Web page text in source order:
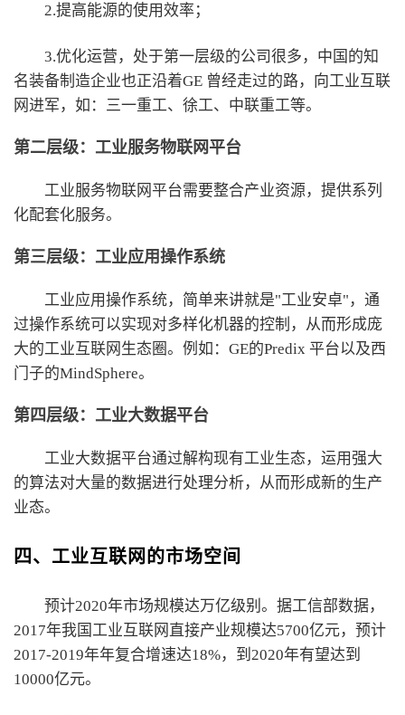
2.提高能源的使用效率；
3.优化运营，处于第一层级的公司很多，中国的知
名装备制造企业也正沿着GE 曾经走过的路，向工业互联
网进军，如：三一重工、徐工、中联重工等。
第二层级：工业服务物联网平台
工业服务物联网平台需要整合产业资源，提供系列
化配套化服务。
第三层级：工业应用操作系统
工业应用操作系统，简单来讲就是"工业安卓"，通
过操作系统可以实现对多样化机器的控制，从而形成庞
大的工业互联网生态圈。例如：GE的Predix 平台以及西
门子的MindSphere。
第四层级：工业大数据平台
工业大数据平台通过解构现有工业生态，运用强大
的算法对大量的数据进行处理分析，从而形成新的生产
业态。
四、工业互联网的市场空间
预计2020年市场规模达万亿级别。据工信部数据，
2017年我国工业互联网直接产业规模达5700亿元，预计
2017-2019年年复合增速达18%，到2020年有望达到
10000亿元。